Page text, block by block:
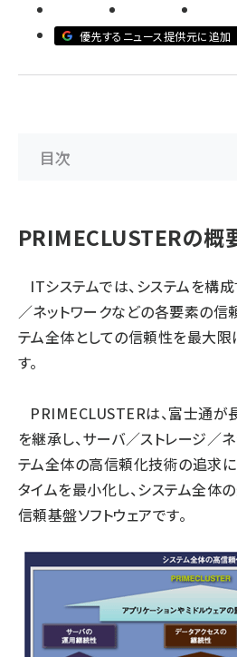
優先するニュース提供元に追加
目次
PRIMECLUSTERの概
ITシステムでは、システムを構
／ネットワークなどの各要素の信
テム全体としての信頼性を最大
す。
PRIMECLUSTERは、富士通が
を継承し、サーバ／ストレージ／
テム全体の高信頼化技術の追求に
タイムを最小化し、システム全体
信頼基盤ソフトウェアです。